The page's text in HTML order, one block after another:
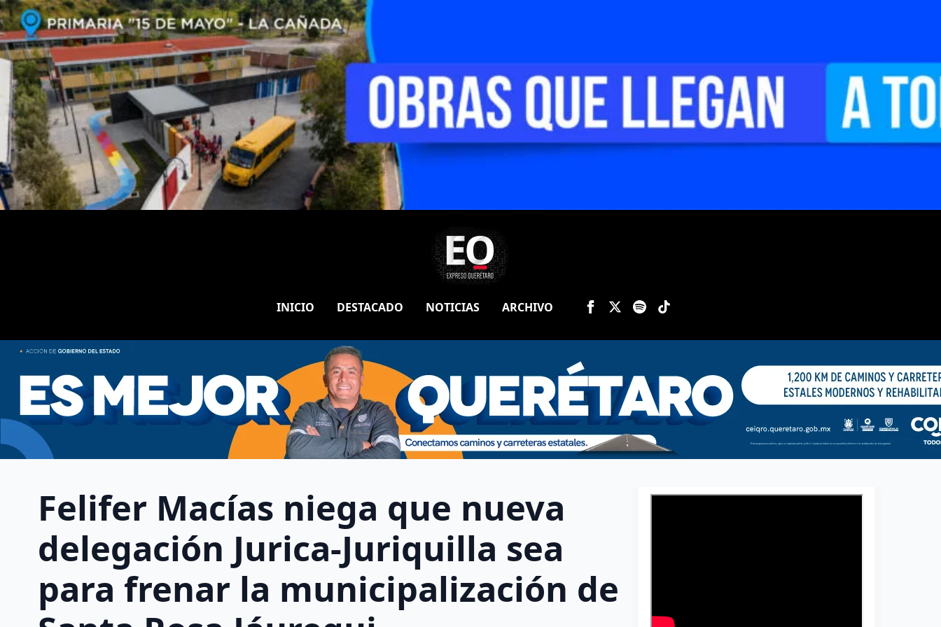
INICIO DESTACADO NOTICIAS ARCHIVO
Felifer Macías niega que nueva
delegación Jurica-Juriquilla sea
para frenar la municipalización de